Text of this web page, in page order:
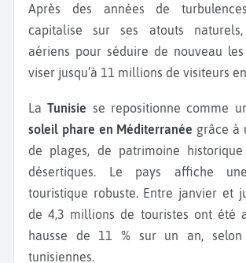
Après des années de turbulences, la Tunisie
capitalise sur ses atouts
aériens pour séduire de nouveau
viser jusqu’à 11 millions de visiteurs
LaTunisie se repositionne comme
soleil phare en Méditerranée grâce à
de plages, de patrimoine historique
désertiques. Le pays affiche
touristique robuste. Entre janvier et
de 4,3 millions de touristes ont été
hausse de 11 % sur un an, selon
tunisiennes.